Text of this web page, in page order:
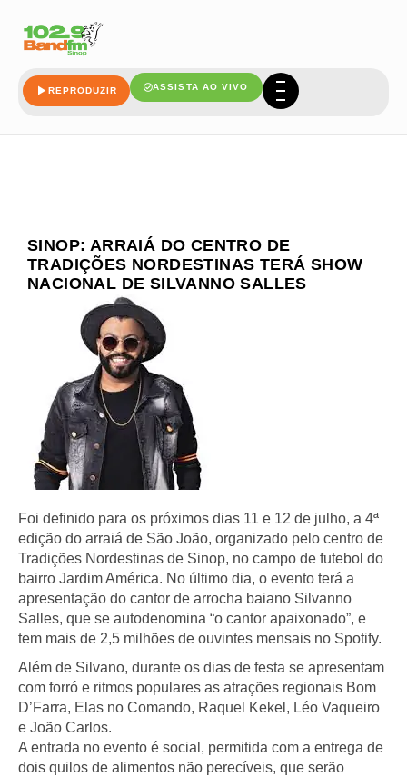
REPRODUZIR ASSISTA AO VIVO
SINOP: ARRAIÁ DO CENTRO DE
TRADIÇÕES NORDESTINAS TERÁ SHOW
NACIONAL DE SILVANNO SALLES
Foi definido para os próximos dias 11 e 12 de julho, a 4⁠ª
edição do arraiá de São João, organizado pelo centro de
Tradições Nordestinas de Sinop, no campo de futebol do
bairro Jardim América. No último dia, o evento terá a
apresentação do cantor de arrocha baiano Silvanno
Salles, que se autodenomina “o cantor apaixonado”, e
tem mais de 2,5 milhões de ouvintes mensais no Spotify.
Além de Silvano, durante os dias de festa se apresentam
com forró e ritmos populares as atrações regionais Bom
D’Farra, Elas no Comando, Raquel Kekel, Léo Vaqueiro
e João Carlos.
A entrada no evento é social, permitida com a entrega de
dois quilos de alimentos não perecíveis, que serão